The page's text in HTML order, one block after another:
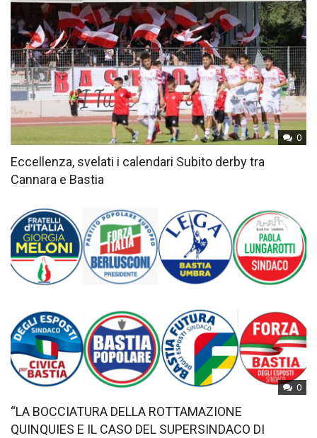
0
Eccellenza, svelati i calendari Subito derby tra
Cannara e Bastia
0
“LA BOCCIATURA DELLA ROTTAMAZIONE
QUINQUIES E IL CASO DEL SUPERSINDACO DI